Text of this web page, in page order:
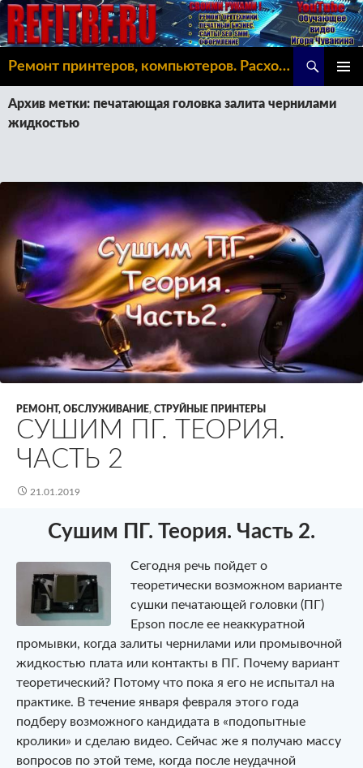
Ремонт принтеров, компьютеров. Расходка, Omoda C5
МЕНЮ
К
СОДЕРЖИМОМУ
Архив метки: печатающая головка залита чернилами
жидкостью
РЕМОНТ, ОБСЛУЖИВАНИЕ, СТРУЙНЫЕ ПРИНТЕРЫ
СУШИМ ПГ. ТЕОРИЯ.
ЧАСТЬ 2
21.01.2019
Сушим ПГ. Теория. Часть 2.
Сегодня речь пойдет о
теоретически возможном варианте
сушки печатающей головки (ПГ)
Epson после ее неаккуратной
промывки, когда залиты чернилами или промывочной
жидкостью плата или контакты в ПГ. Почему вариант
теоретический? Потому что пока я его не испытал на
практике. В течение января февраля этого года
подберу возможного кандидата в «подопытные
кролики» и сделаю видео. Сейчас же я получаю массу
вопросов по этой теме, когда после неудачной